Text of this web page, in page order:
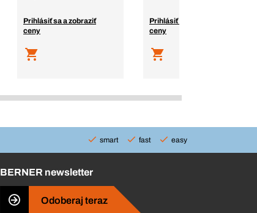
Prihlásiť sa a zobraziť
ceny
Prihlásiť sa a zobraziť
ceny
smart fast easy
BERNER newsletter
Odoberaj teraz